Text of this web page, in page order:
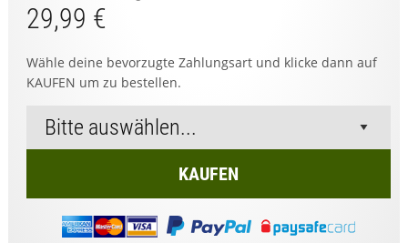
29,99 €
Wähle deine bevorzugte Zahlungsart und klicke dann auf
KAUFEN um zu bestellen.
KAUFEN